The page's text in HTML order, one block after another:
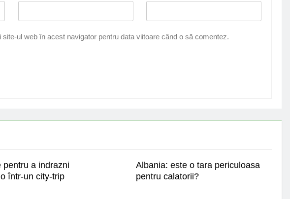
ul web în acest navigator pentru data viitoare când o să comentez.
pentru a indrazni
într-un city-trip
Albania: este o tara periculoasa
pentru calatorii?